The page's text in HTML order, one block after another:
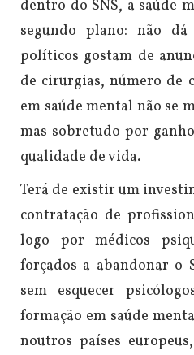
dentro do SNS, a saúde
segundo plano: não
políticos gostam de
de cirurgias, número de
em saúde mental não se
mas sobretudo por
qualidade de vida.
Terá de existir um
contratação de
logo por médicos
forçados a abandonar o
sem esquecer
formação em saúde
noutros países